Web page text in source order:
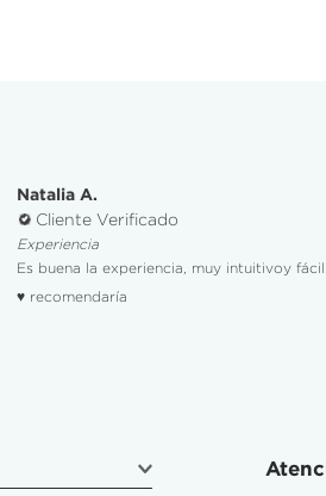
Natalia A.
Cliente Verificado
Experiencia
Es buena la experiencia, muy intuitivoy fácil.
♥ recomendaría